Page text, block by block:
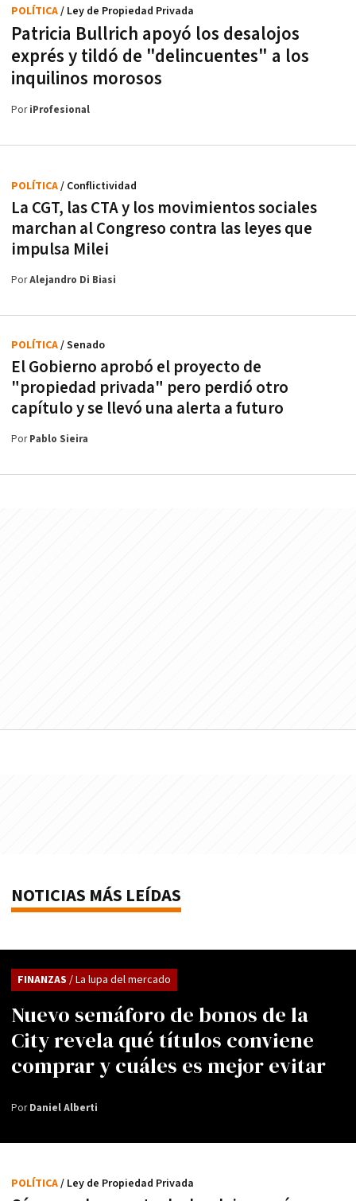
Patricia Bullrich apoyó los desalojos
exprés y tildó de "delincuentes" a los
inquilinos morosos
POLÍTICA/ Ley de Propiedad Privada
PoriProfesional
La CGT, las CTA y los movimientos sociales
marchan al Congreso contra las leyes que
impulsa Milei
POLÍTICA/ Conflictividad
PorAlejandro Di Biasi
El Gobierno aprobó el proyecto de
"propiedad privada" pero perdió otro
capítulo y se llevó una alerta a futuro
POLÍTICA/ Senado
PorPablo Sieira
NOTICIAS MÁS LEÍDAS
Nuevo semáforo de bonos de la
City revela qué títulos conviene
comprar y cuáles es mejor evitar
FINANZAS / La lupa del mercado
PorDaniel Alberti
POLÍTICA/ Ley de Propiedad Privada